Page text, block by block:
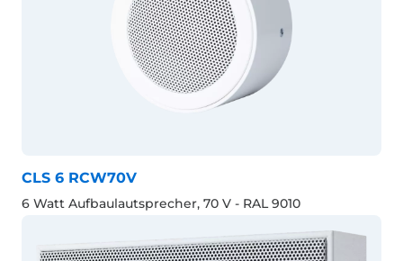
CLS 6 RCW70V
6 Watt Aufbaulautsprecher, 70 V - RAL 9010